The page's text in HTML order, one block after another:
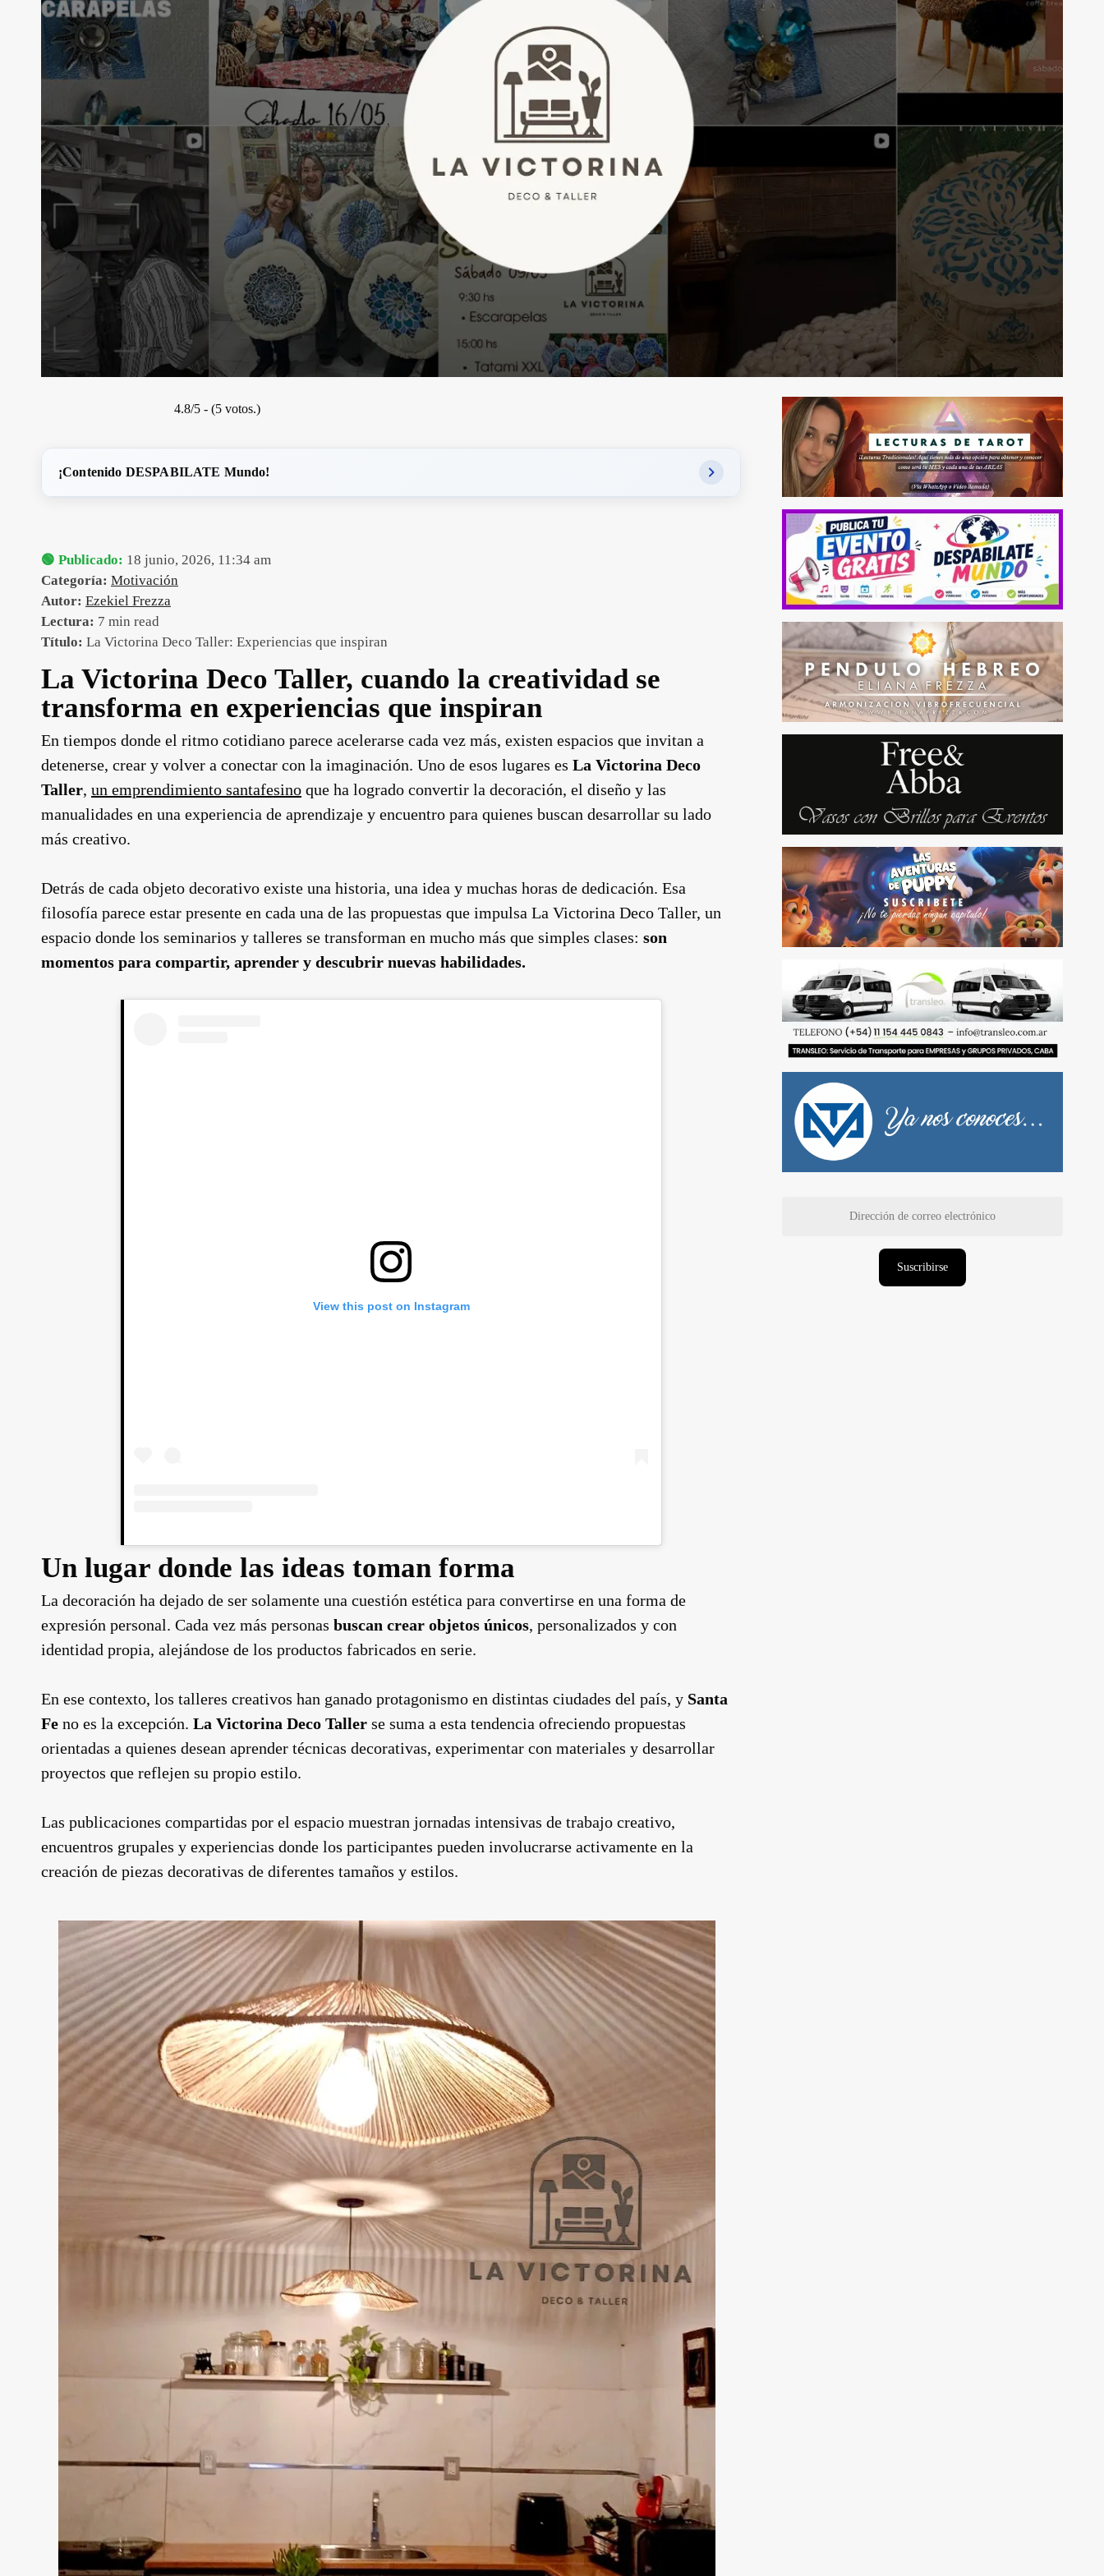
4.8/5 - (5 votos.)
¡Contenido DESPABILATE Mundo!
🟢 Publicado: 18 junio, 2026, 11:34 am
Categoría: Motivación
Autor: Ezekiel Frezza
Lectura: 7 min read
Título: La Victorina Deco Taller: Experiencias que inspiran
La Victorina Deco Taller, cuando la creatividad se
transforma en experiencias que inspiran
En tiempos donde el ritmo cotidiano parece acelerarse cada vez más, existen espacios que invitan a
detenerse, crear y volver a conectar con la imaginación. Uno de esos lugares es La Victorina Deco
Taller, un emprendimiento santafesino que ha logrado convertir la decoración, el diseño y las
manualidades en una experiencia de aprendizaje y encuentro para quienes buscan desarrollar su lado
más creativo.
Detrás de cada objeto decorativo existe una historia, una idea y muchas horas de dedicación. Esa
filosofía parece estar presente en cada una de las propuestas que impulsa La Victorina Deco Taller, un
espacio donde los seminarios y talleres se transforman en mucho más que simples clases: son
momentos para compartir, aprender y descubrir nuevas habilidades.
View this post on Instagram
Un lugar donde las ideas toman forma
La decoración ha dejado de ser solamente una cuestión estética para convertirse en una forma de
expresión personal. Cada vez más personas buscan crear objetos únicos, personalizados y con
identidad propia, alejándose de los productos fabricados en serie.
En ese contexto, los talleres creativos han ganado protagonismo en distintas ciudades del país, y Santa
Fe no es la excepción. La Victorina Deco Taller se suma a esta tendencia ofreciendo propuestas
orientadas a quienes desean aprender técnicas decorativas, experimentar con materiales y desarrollar
proyectos que reflejen su propio estilo.
Las publicaciones compartidas por el espacio muestran jornadas intensivas de trabajo creativo,
encuentros grupales y experiencias donde los participantes pueden involucrarse activamente en la
creación de piezas decorativas de diferentes tamaños y estilos.
Suscribirse